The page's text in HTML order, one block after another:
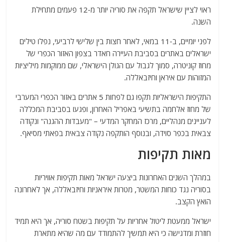
ראוי לציין שישראל תקפה את סוריה יותר מ-12 פעמים מתחילת
השנה.
לפני יומיים, ב-11 במאי, לאחר חצות בין שלישי לרביעי, נפלו טילים
ישראלים באתרים בסביבת העיירה חאדר בצפון האזור הכפרי של
מחוז קוניטרה, סמוך לגבול עם הגולן הישראלי, שם ממוקמות מיליציות
המזוהות עם איראן וחיזבאללה.
התקיפות הישראליות תקפו גם לפחות 5 אתרים באזור הכפרי המערבי
של מחוז אלחמה בתשיעי באפריל האחרון, ופגעו בסביבת המכללה
לעניינים מנהליים, מרכז המחקר המדעי – "מעבדות ההגנה" ונקודה
צבאית בכפר סוידה, ובנוסף הותקפה נקודה צבאית בפאתי מסיאף.
מאות תקיפות
במהלך השנים האחרונות ביצעה ישראל מאות תקיפות אוויריות
בסוריה נגד כוחות המשטר, מטרות איראניות וחיזבאללה, אך לאחרונה
הואץ הקצב.
ישראל ממעטת ליטול אחריות על תקיפות בשטח סוריה, אך היא תמיד
חוזרת ומדגישה כי היא תמשיך להתמודד עם מה שהיא מתארת ​​